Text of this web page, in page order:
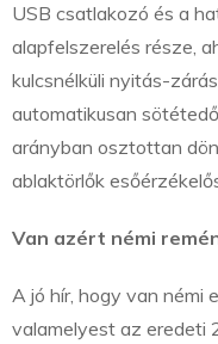
USB csatlakozó és a
alapfelszerelés része,
kulcsnélküli nyitás-
automatikusan
arányban osztottan
ablaktörlők
Van azért némi
A jó hír, hogy van némi
valamelyest az eredeti